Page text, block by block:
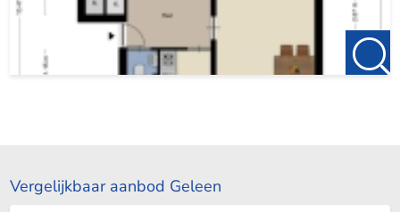
Vergelijkbaar aanbod Geleen